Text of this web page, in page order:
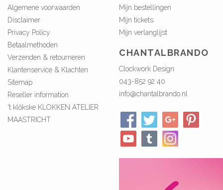
Algemene voorwaarden
Disclaimer
Privacy Policy
Betaalmethoden
Verzenden & retourneren
Klantenservice & Klachten
Sitemap
Reseller information
't klökske KLOKKEN ATELIER
MAASTRICHT
Mijn bestellingen
Mijn tickets
Mijn verlanglijst
CHANTALBRANDO
Clockwork Design
043-852 92 40
info@chantalbrando.nl